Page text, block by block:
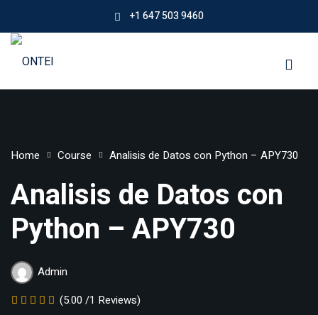
+1 647 503 9460
Home Course Analisis de Datos con Python – APY730
Analisis de Datos con
Python – APY730
Admin
(5.00 /1 Reviews)